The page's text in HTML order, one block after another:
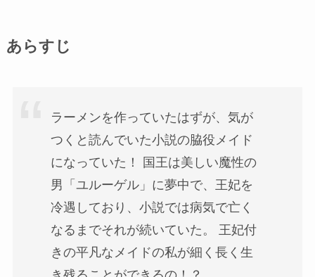
あらすじ
ラーメンを作っていたはずが、気が
つくと読んでいた小説の脇役メイド
になっていた！ 国王は美しい魔性の
男「ユルーゲル」に夢中で、王妃を
冷遇しており、小説では病気で亡く
なるまでそれが続いていた。 王妃付
きの平凡なメイドの私が細く長く生